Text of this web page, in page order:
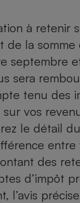
à retenir
de la somme
septembre
sera
tenu des
vos
le détail
entre
des
d’impôt
l’avis